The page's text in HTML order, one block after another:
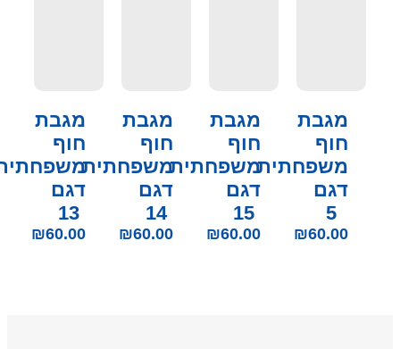
מגבת
חוף
משפחתית
דגם
5
₪60.00
מגבת
חוף
משפחתית
דגם
15
₪60.00
מגבת
חוף
משפחתית
דגם
14
₪60.00
מגבת
חוף
משפחתית
דגם
13
₪60.00